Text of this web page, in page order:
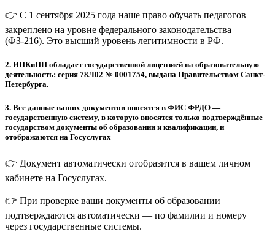
👉 С 1 сентября 2025 года наше право обучать педагогов
закреплено на уровне федерального законодательства
(ФЗ-216). Это высший уровень легитимности в РФ.
2. ИПКиПП обладает государственной лицензией на образовательную
деятельность: серия 78Л02 № 0001754, выдана Правительством Санкт-
Петербурга.
3. Все данные ваших документов вносятся в ФИС ФРДО —
государственную систему, в которую вносятся только подтверждённые
государством документы об образовании и квалификации, и
отображаются на Госуслугах
👉 Документ автоматически отобразится в вашем личном
кабинете на Госуслугах.
👉 При проверке ваши документы об образовании
подтверждаются автоматически — по фамилии и номеру
через государственные системы.